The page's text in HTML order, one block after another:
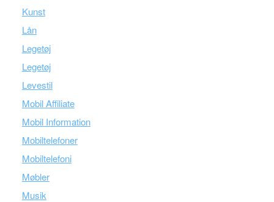
Kunst
Lån
Legetøj
Legetøj
Levestil
Mobil Affiliate
Mobil Information
Mobiltelefoner
Mobiltelefoni
Møbler
Musik